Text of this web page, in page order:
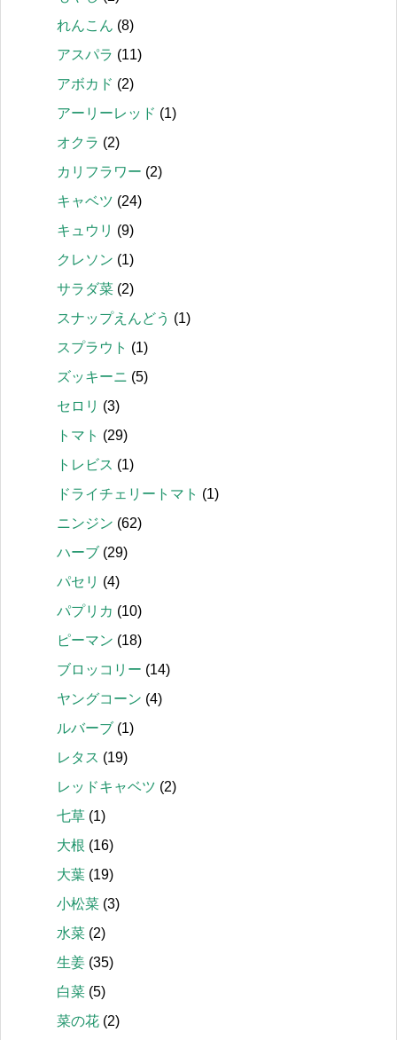
れんこん (8)
アスパラ (11)
アボカド (2)
アーリーレッド (1)
オクラ (2)
カリフラワー (2)
キャベツ (24)
キュウリ (9)
クレソン (1)
サラダ菜 (2)
スナップえんどう (1)
スプラウト (1)
ズッキーニ (5)
セロリ (3)
トマト (29)
トレビス (1)
ドライチェリートマト (1)
ニンジン (62)
ハーブ (29)
パセリ (4)
パプリカ (10)
ピーマン (18)
ブロッコリー (14)
ヤングコーン (4)
ルバーブ (1)
レタス (19)
レッドキャベツ (2)
七草 (1)
大根 (16)
大葉 (19)
小松菜 (3)
水菜 (2)
生姜 (35)
白菜 (5)
菜の花 (2)